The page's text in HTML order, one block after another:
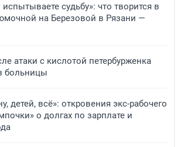
судьбу»: что творится в
на Березовой в Рязани —
атаки с кислотой петербурженка
больницы
детей, всё»: откровения экс-рабочего
о долгах по зарплате и